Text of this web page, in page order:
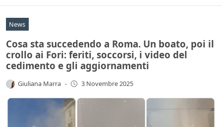
News
Cosa sta succedendo a Roma. Un boato, poi il
crollo ai Fori: feriti, soccorsi, i video del
cedimento e gli aggiornamenti
Giuliana Marra - 3 Novembre 2025